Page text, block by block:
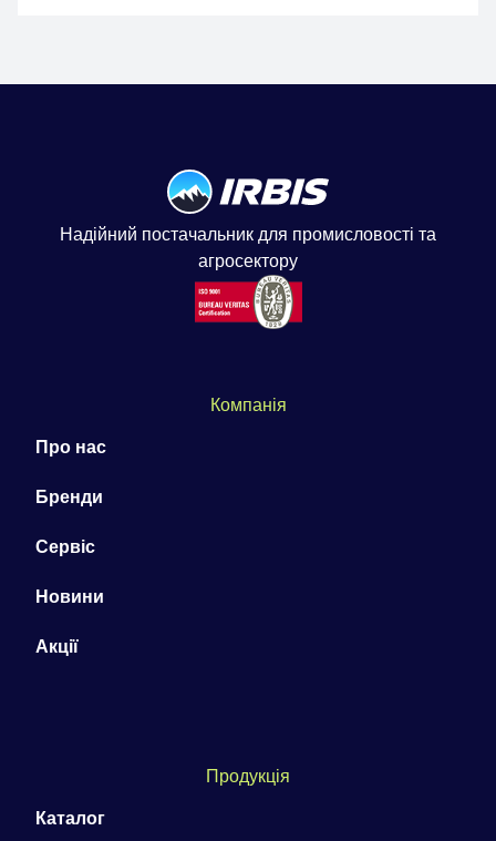
Надійний постачальник для промисловості та
агросектору
Компанія
Про нас
Бренди
Сервіс
Новини
Акції
Продукція
Каталог